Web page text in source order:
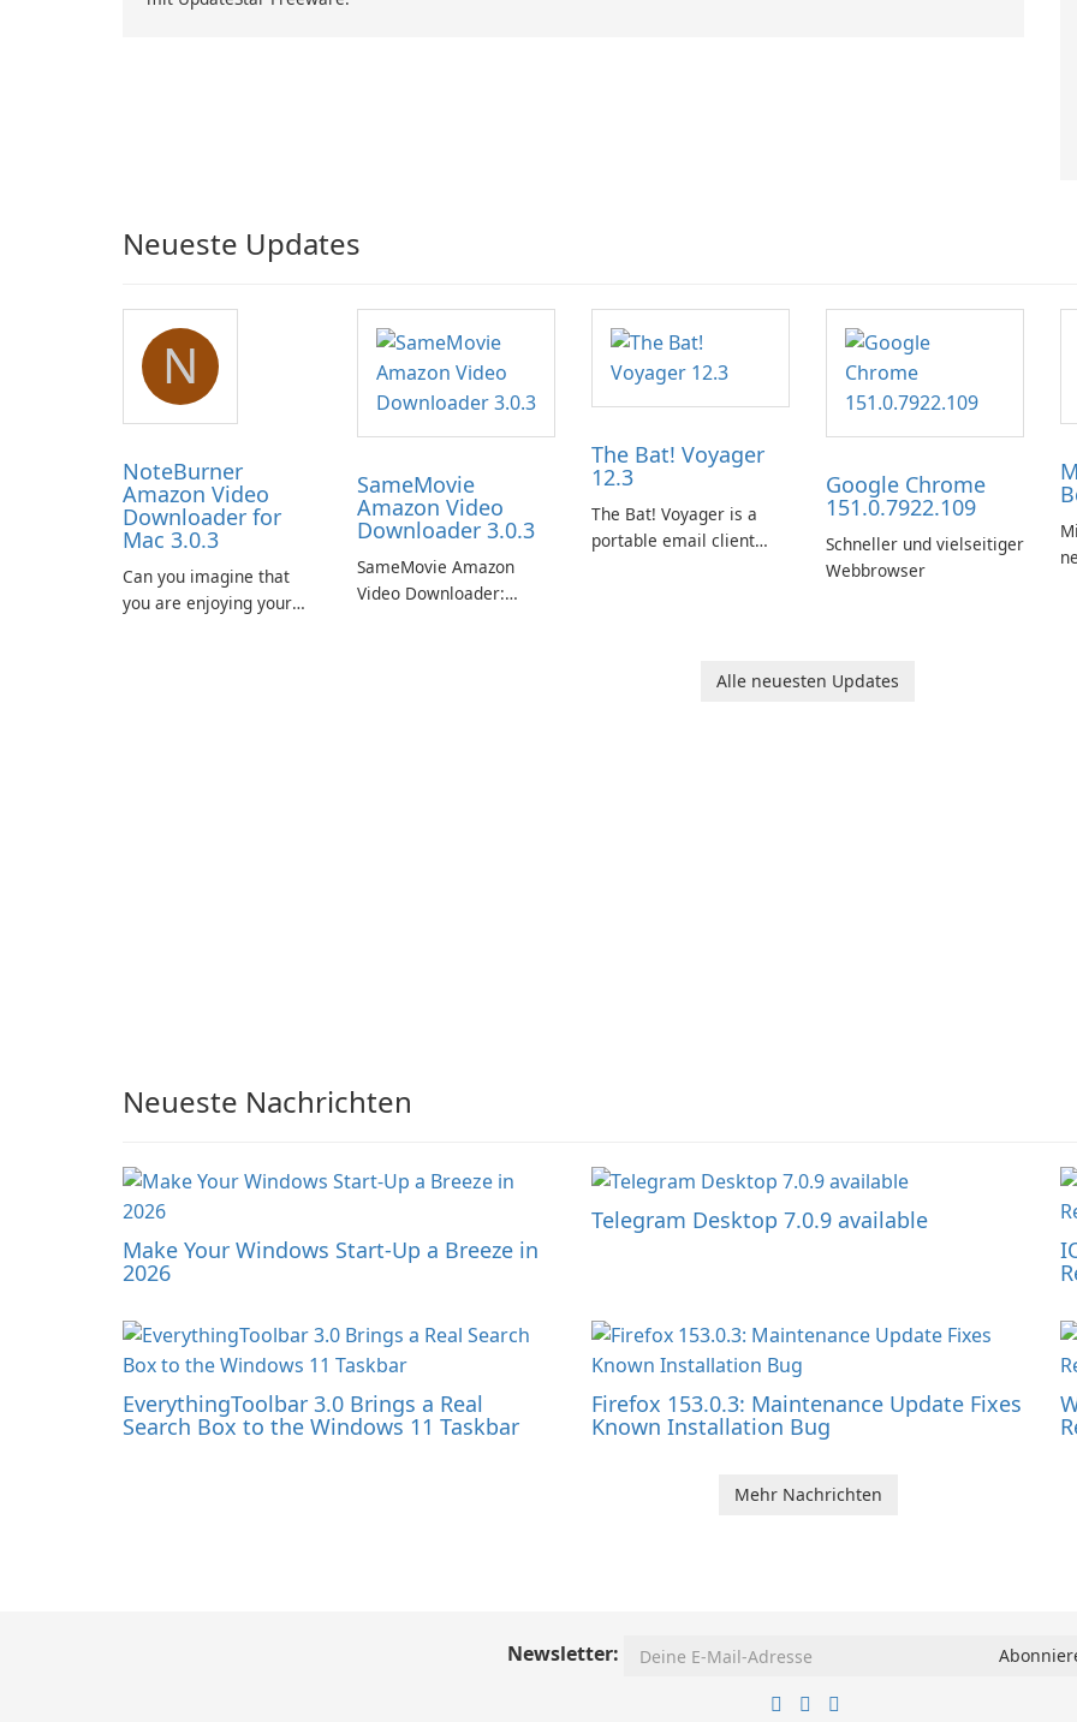
Neueste Updates
N
NoteBurner
Amazon Video
Downloader for
Mac 3.0.3
Can you imagine that
you are enjoying your
SameMovie
Amazon Video
Downloader 3.0.3
SameMovie Amazon
Video Downloader:
The Bat! Voyager
12.3
The Bat! Voyager is a
portable email client
Microsoft Windows.
Google Chrome
151.0.7922.109
Schneller und vielseitiger
Webbrowser
Alle neuesten Updates
Neueste Nachrichten
Make Your Windows Start-Up a Breeze in
2026
Telegram Desktop 7.0.9 available
EverythingToolbar 3.0 Brings a Real
Search Box to the Windows 11 Taskbar
Firefox 153.0.3: Maintenance Update Fixes
Known Installation Bug
Mehr Nachrichten
Newsletter: